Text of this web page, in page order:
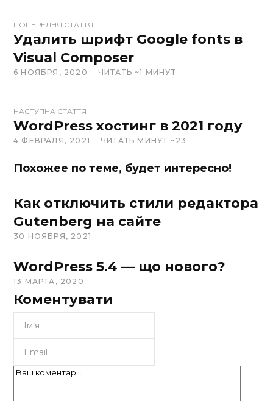
e
b
s
i
ПОПЕРЕДНЯ СТАТТЯ
Удалить шрифт Google fonts в
Visual Composer
6 НОЯБРЯ, 2020 ЧИТАТЬ ~1 МИНУТ
НАСТУПНА СТАТТЯ
WordPress хостинг в 2021 году
4 ФЕВРАЛЯ, 2021 ЧИТАТЬ МИНУТ ~23
Похожее по теме, будет интересно!
Как отключить стили редактора
Gutenberg на сайте
30 НОЯБРЯ, 2021
WordPress 5.4 — що нового?
13 МАРТА, 2020
Коментувати